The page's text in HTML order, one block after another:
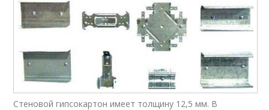
Стеновой гипсокартон имеет толщину 12,5 мм. В